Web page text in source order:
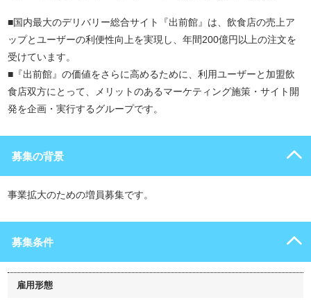
■国内最大のデリバリー総合サイト『出前館』は、飲食店の売上ア
ップとユーザーの利便性向上を実現し、年間200億円以上の注文を
受けています。
■『出前館』の価値をさらに高めるために、利用ユーザーと加盟飲
食店双方にとって、メリットのあるマーケティング施策・サイト開
発を企画・実行するグループです。
募集の背景
事業拡大のための増員募集です。
募集条件
雇用形態